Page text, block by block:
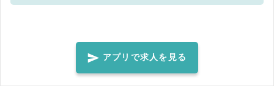
分からないことは周りのスタッフに聞いて下さいね♪ 【🌟パート・アル
バイト募集中！🌟】 当店では長期的に働けるスタッフも募集していま
す！ 本求人を通しての就業後、長期スタッフとしての採用をご希望の
方はお気軽に店舗スタッフへお声がけください♪ 雇用条件等をご説明
アプリで求人を見る